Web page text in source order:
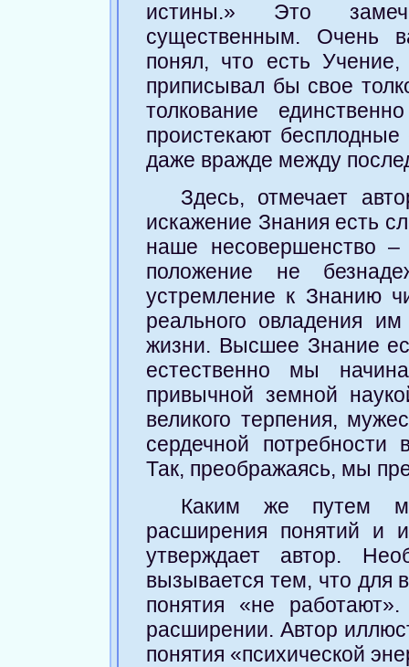
истины.» Это
существенным. Очень
понял, что есть
приписывал бы свое
толкование
проистекают
даже вражде между
Здесь, отмечает
искажение Знания есть
наше несовершенство –
положение не
устремление к Знанию
реального овладения
жизни. Высшее Знание
естественно мы
привычной земной
великого терпения,
сердечной
Так, преображаясь, мы
Каким же путем
расширения понятий и
утверждает автор.
вызывается тем, что для
понятия «не
расширении. Автор
понятия «психической